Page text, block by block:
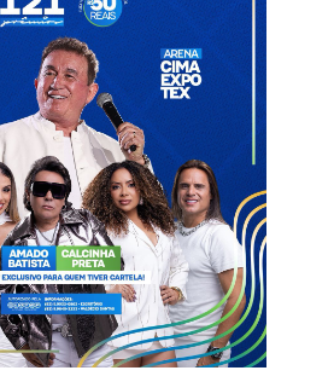
retirar o pouco de água que
plantações.
nos 30, cavando para puxar alguma
o que ainda resta. É triste demais ver o
Jonas José, produtor rural que vive
foi a principal fonte de
Hoje, com a incapacidade total do
depende quase integralmente da
traz água do Rio Piranhas. A
hídrica do Seridó e reacende o